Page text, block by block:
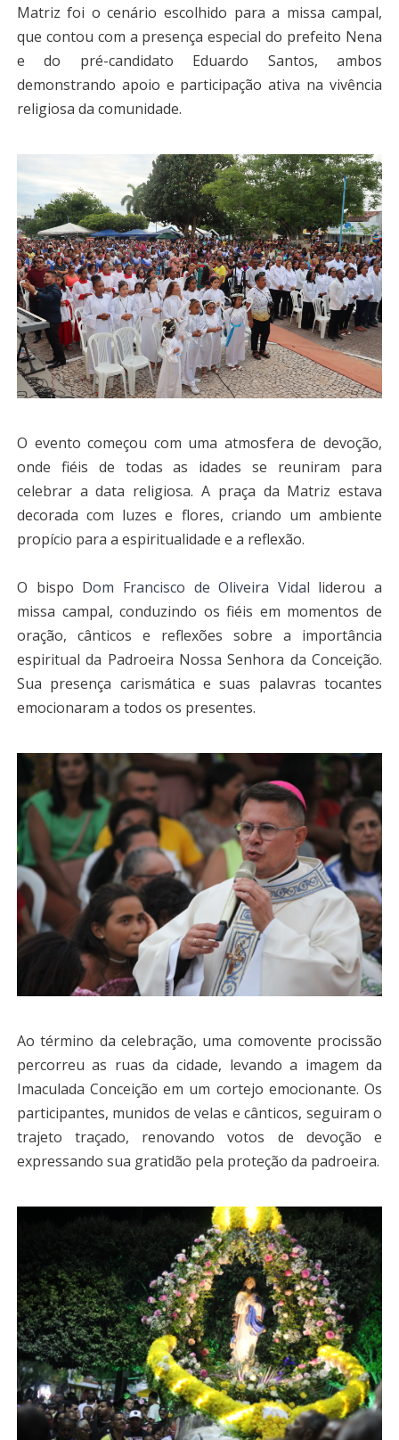
Matriz foi o cenário escolhido para a missa campal,
que contou com a presença especial do prefeito Nena
e do pré-candidato Eduardo Santos, ambos
demonstrando apoio e participação ativa na vivência
religiosa da comunidade.
O evento começou com uma atmosfera de devoção,
onde fiéis de todas as idades se reuniram para
celebrar a data religiosa. A praça da Matriz estava
decorada com luzes e flores, criando um ambiente
propício para a espiritualidade e a reflexão.
O bispo Dom Francisco de Oliveira Vidal liderou a
missa campal, conduzindo os fiéis em momentos de
oração, cânticos e reflexões sobre a importância
espiritual da Padroeira Nossa Senhora da Conceição.
Sua presença carismática e suas palavras tocantes
emocionaram a todos os presentes.
Ao término da celebração, uma comovente procissão
percorreu as ruas da cidade, levando a imagem da
Imaculada Conceição em um cortejo emocionante. Os
participantes, munidos de velas e cânticos, seguiram o
trajeto traçado, renovando votos de devoção e
expressando sua gratidão pela proteção da padroeira.